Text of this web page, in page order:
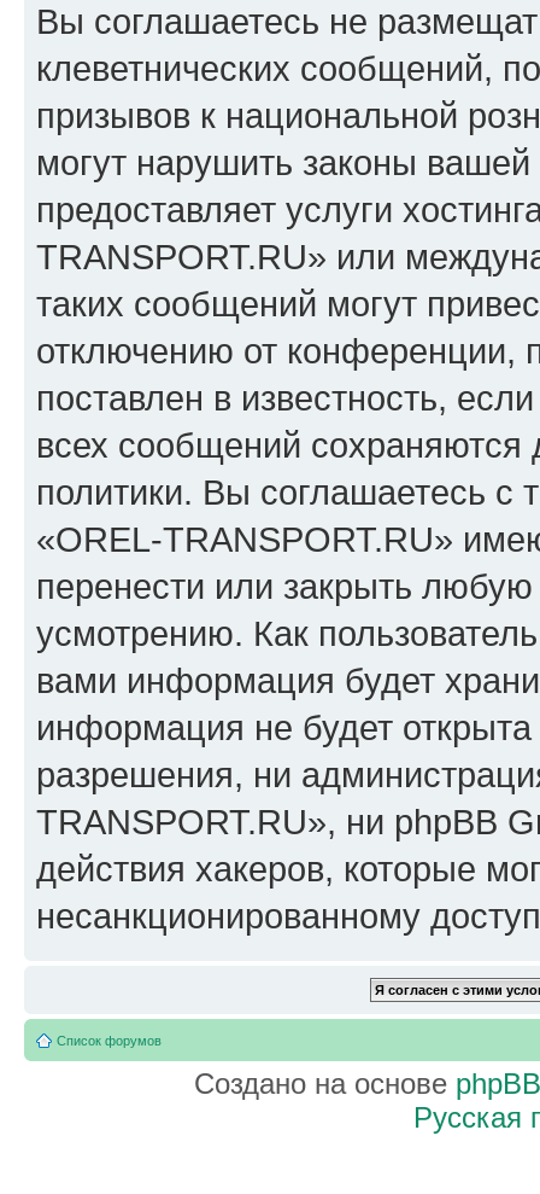
Вы соглашаетесь не
клеветнических сообщений,
призывов к национальной
могут нарушить законы
предоставляет услуги
TRANSPORT.RU» или
таких сообщений могут
отключению от конференции,
поставлен в известность,
всех сообщений сохраняются
политики. Вы соглашаетесь
«OREL-TRANSPORT.RU»
перенести или закрыть
усмотрению. Как
вами информация будет
информация не будет
разрешения, ни
TRANSPORT.RU», ни phpBB
действия хакеров, которые
несанкционированному
Список форумов
Создано на основе phpBB
Русская